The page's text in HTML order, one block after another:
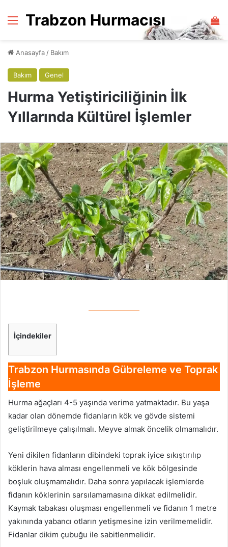
Menü
Trabzon Hurmacısı
Anasayfa / Bakım
Bakım Genel
Hurma Yetiştiriciliğinin İlk
Yıllarında Kültürel İşlemler
İçindekiler
Trabzon Hurmasında Gübreleme ve Toprak
İşleme
Hurma ağaçları 4-5 yaşında verime yatmaktadır. Bu yaşa
kadar olan dönemde fidanların kök ve gövde sistemi
geliştirilmeye çalışılmalı. Meyve almak öncelik olmamalıdır.
Yeni dikilen fidanların dibindeki toprak iyice sıkıştırılıp
köklerin hava alması engellenmeli ve kök bölgesinde
boşluk oluşmamalıdır. Daha sonra yapılacak işlemlerde
fidanın köklerinin sarsılamamasına dikkat edilmelidir.
Kaymak tabakası oluşması engellenmeli ve fidanın 1 metre
yakınında yabancı otların yetişmesine izin verilmemelidir.
Fidanlar dikim çubuğu ile sabitlenmelidir.